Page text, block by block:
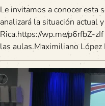
Le invitamos a conocer esta
analizará la situación actual
Rica.https://wp.me/p6rfbZ-
las aulas.Maximiliano